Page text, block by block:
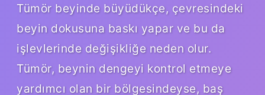
Tümör beyinde büyüdükçe, çevresindeki
beyin dokusuna baskı yapar ve bu da
işlevlerinde değişikliğe neden olur.
Tümör, beynin dengeyi kontrol etmeye
yardımcı olan bir bölgesindeyse, baş